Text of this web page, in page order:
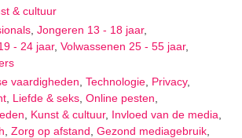
& cultuur
Jongeren 13 - 18 jaar,
- 24 jaar, Volwassenen 25 - 55 jaar,
vaardigheden Technologie Privacy,
Liefde & seks Online pesten
Kunst & cultuur, Invloed van de media
Zorg op afstand Gezond mediagebruik